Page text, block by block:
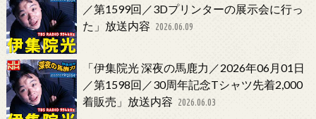
／第1599回／3Dプリンターの展示会に行っ
た」放送内容 2026.06.09
「伊集院光 深夜の馬鹿力／2026年06月01日
／第1598回／30周年記念Tシャツ先着2,000
着販売」放送内容 2026.06.03